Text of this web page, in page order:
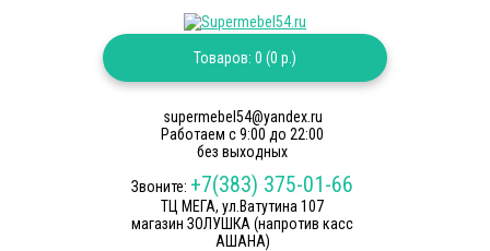
Товаров: 0 (0 р.)
supermebel54@yandex.ru
Работаем c 9:00 до 22:00
без выходных
Звоните: +7(383) 375-01-66
ТЦ МЕГА, ул.Ватутина 107
магазин ЗОЛУШКА (напротив касс
АШАНА)